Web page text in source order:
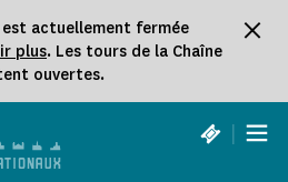
actuellement fermée
plus. Les tours de la Chaîne
ouvertes.
|